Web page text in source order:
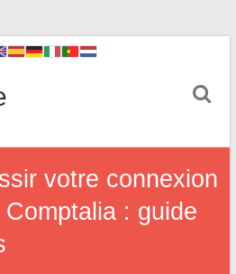
votre connexion
Comptalia : guide